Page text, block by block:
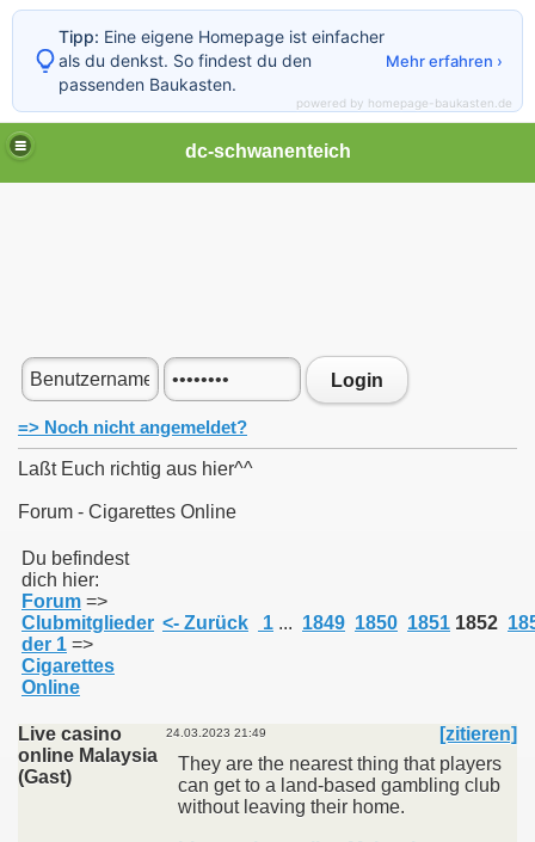
dc-schwanenteich
Login
=> Noch nicht angemeldet?
Laßt Euch richtig aus hier^^
Forum - Cigarettes Online
Du befindest
dich hier:
Forum =>
Clubmitglieder
der 1 =>
Cigarettes
Online
<- Zurück 1 ... 1849 1850 1851 1852
Live casino
online Malaysia
(Gast)
24.03.2023 21:49
[zitieren]
They are the nearest thing that players
can get to a land-based gambling club
without leaving their home.
Tipp: Eine eigene Homepage ist einfacher
als du denkst. So findest du den
passenden Baukasten.
Mehr erfahren ›
powered by homepage-baukasten.de